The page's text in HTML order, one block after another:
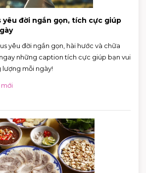
yêu đời ngắn gọn, tích cực giúp
yêu đời ngắn gọn, hài hước và chữa
những caption tích cực giúp bạn vui
lượng mỗi ngày!
mới